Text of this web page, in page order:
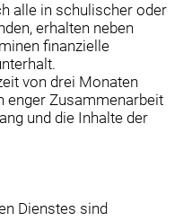
alle in schulischer oder
erhalten neben
finanzielle
von drei Monaten
enger Zusammenarbeit
und die Inhalte der
Dienstes sind